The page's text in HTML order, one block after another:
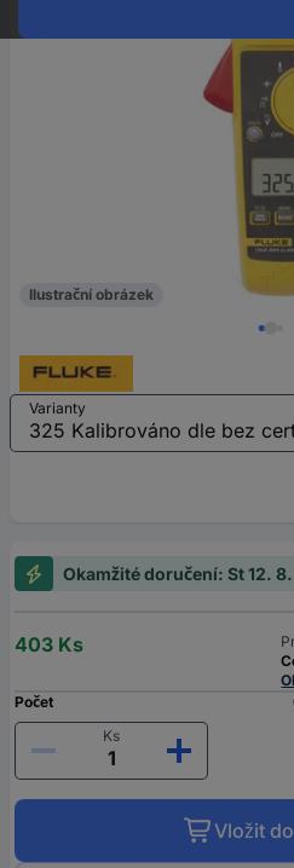
Ilustrační obrázek
Varianty
Okamžité doručení: St 12. 8.
403 Ks
Počet
Ks
Vložit